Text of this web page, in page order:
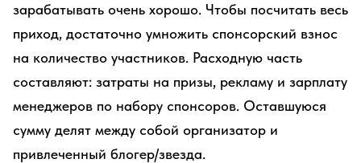
зарабатывать очень хорошо. Чтобы посчитать весь
приход, достаточно умножить спонсорский взнос
на количество участников. Расходную часть
составляют: затраты на призы, рекламу и зарплату
менеджеров по набору спонсоров. Оставшуюся
сумму делят между собой организатор и
привлеченный блогер/звезда.